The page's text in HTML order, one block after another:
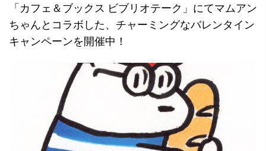
「カフェ＆ブックス ビブリオテーク」にてマムアン
ちゃんとコラボした、チャーミングなバレンタイン
キャンペーンを開催中！